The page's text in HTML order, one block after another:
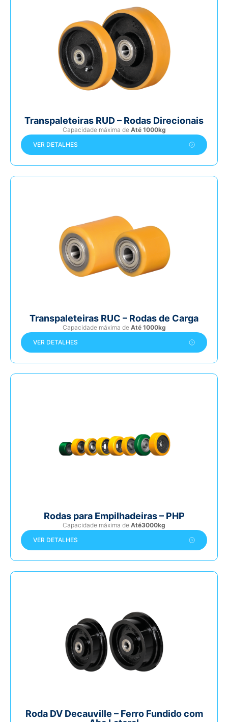
Transpaleteiras RUD – Rodas Direcionais
Capacidade máxima de Até 1000kg
VER DETALHES
Transpaleteiras RUC – Rodas de Carga
Capacidade máxima de Até 1000kg
VER DETALHES
Rodas para Empilhadeiras – PHP
Capacidade máxima de Até3000kg
VER DETALHES
Roda DV Decauville – Ferro Fundido com